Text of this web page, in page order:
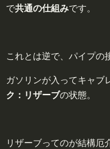
で共通の仕組みです。
これとは逆で、パイプの
ガソリンが入ってキャブ
ク： リザーブの状態。
リザーブってのが結構厄